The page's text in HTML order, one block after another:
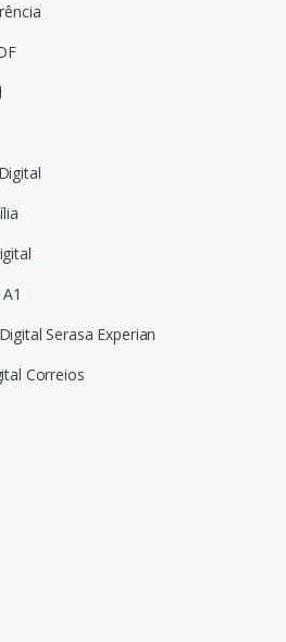
Serasa Experian
Correios